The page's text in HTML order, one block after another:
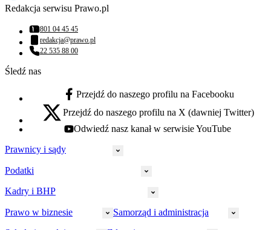
Redakcja serwisu Prawo.pl
Numer telefonu:
801 04 45 45
Adres email:
redakcja@prawo.pl
Numer telefonu:
22 535 88 00
Śledź nas
facebook - otwiera się w nowej karcie
Przejdź do naszego profilu na Facebooku
x - otwiera się w nowej karcie
Przejdź do naszego profilu na X (dawniej Twitter)
youtube - otwiera się w nowej karcie
Odwiedź nasz kanał w serwisie YouTube
Prawnicy i sądy
Prawnicy
Policja
Podatki
CIT
Kadry i BHP
Prawo w biznesie Samorząd i administracja